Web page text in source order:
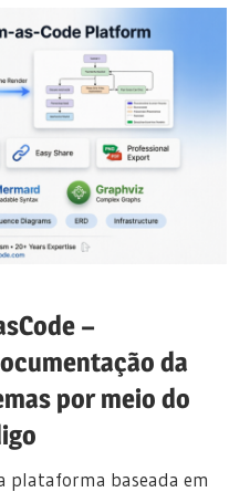
–
da
por meio do
plataforma baseada em